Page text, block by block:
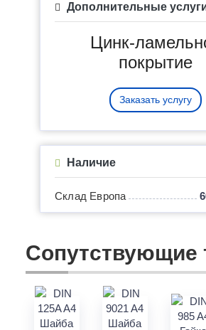
Дополнительные
Цинк-
покрытие
Заказать услугу
Наличие
Склад Европа
Сопутствующие